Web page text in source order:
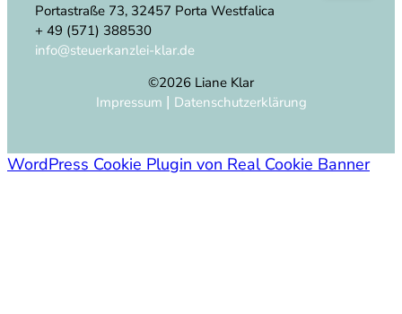
Portastraße 73, 32457 Porta Westfalica
+ 49 (571) 388530
info@steuerkanzlei-klar.de
©2026 Liane Klar
Impressum | Datenschutzerklärung
WordPress Cookie Plugin von Real Cookie Banner